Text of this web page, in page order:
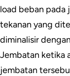
load beban pada
tekanan yang
diminalisir
Jembatan ketika
jembatan